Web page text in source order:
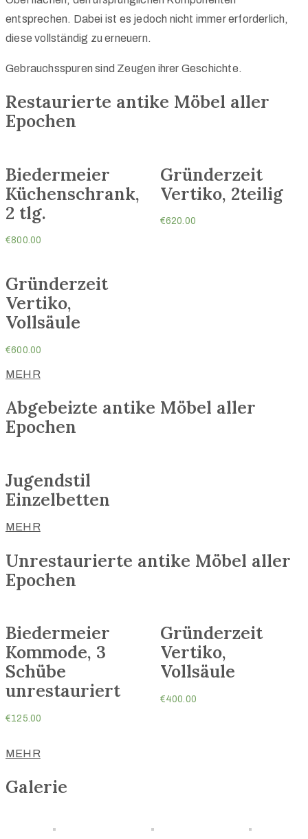
entsprechen. Dabei ist es jedoch nicht immer erforderlich,
diese vollständig zu erneuern.
Gebrauchsspuren sind Zeugen ihrer Geschichte.
Restaurierte antike Möbel aller
Epochen
Biedermeier
Küchenschrank,
2 tlg.
€800.00
Gründerzeit
Vertiko, 2teilig
€620.00
Gründerzeit
Vertiko,
Vollsäule
€600.00
MEHR
Abgebeizte antike Möbel aller
Epochen
Jugendstil
Einzelbetten
MEHR
Unrestaurierte antike Möbel aller
Epochen
Biedermeier
Kommode, 3
Schübe
unrestauriert
€125.00
Gründerzeit
Vertiko,
Vollsäule
€400.00
MEHR
Galerie